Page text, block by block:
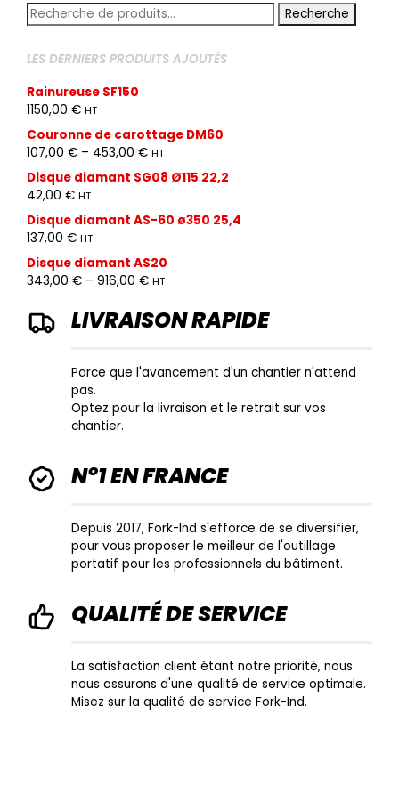
Recherche
pour :
Recherche
LES DERNIERS PRODUITS AJOUTÉS
Rainureuse SF150
1150,00 € HT
Couronne de carottage DM60
107,00 € – 453,00 € HT
Disque diamant SG08 Ø115 22,2
42,00 € HT
Disque diamant AS-60 ø350 25,4
137,00 € HT
Disque diamant AS20
343,00 € – 916,00 € HT
LIVRAISON RAPIDE
Parce que l'avancement d'un chantier n'attend
pas.
Optez pour la livraison et le retrait sur vos
chantier.
N°1 EN FRANCE
Depuis 2017, Fork-Ind s'efforce de se diversifier,
pour vous proposer le meilleur de l'outillage
portatif pour les professionnels du bâtiment.
QUALITÉ DE SERVICE
La satisfaction client étant notre priorité, nous
nous assurons d'une qualité de service optimale.
Misez sur la qualité de service Fork-Ind.